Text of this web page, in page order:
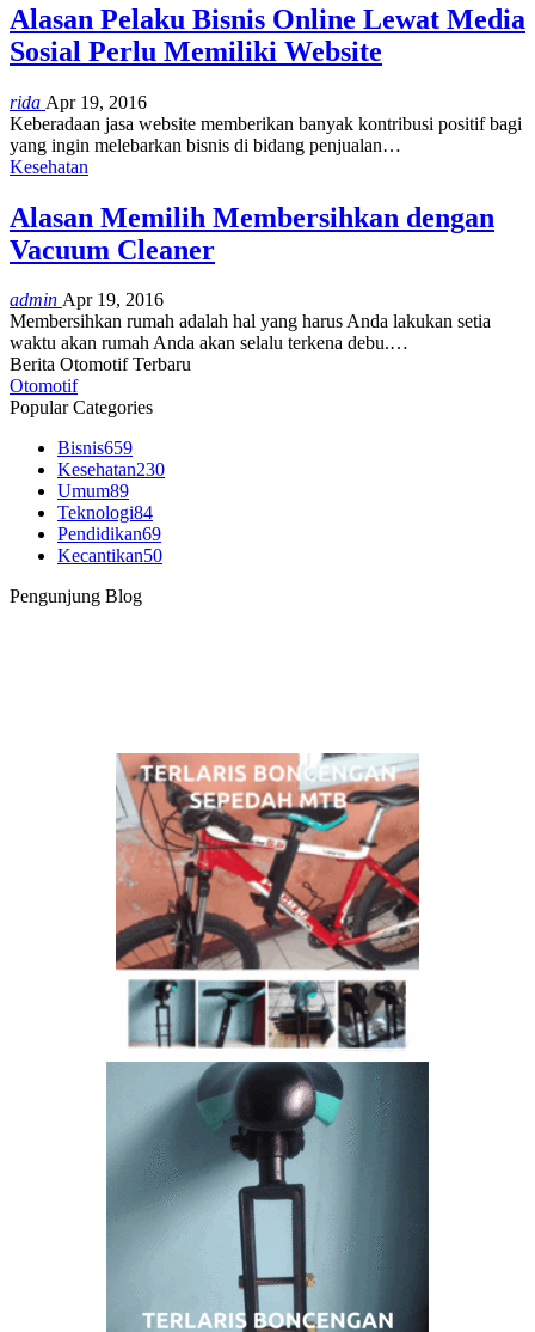
Alasan Pelaku Bisnis Online Lewat Media
Sosial Perlu Memiliki Website
rida Apr 19, 2016
Keberadaan jasa website memberikan banyak kontribusi positif bagi
yang ingin melebarkan bisnis di bidang penjualan…
Kesehatan
Alasan Memilih Membersihkan dengan
Vacuum Cleaner
admin Apr 19, 2016
Membersihkan rumah adalah hal yang harus Anda lakukan setia
waktu akan rumah Anda akan selalu terkena debu.…
Berita Otomotif Terbaru
Otomotif
Popular Categories
Bisnis659
Kesehatan230
Umum89
Teknologi84
Pendidikan69
Kecantikan50
Pengunjung Blog